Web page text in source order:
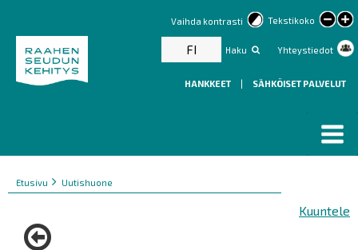
Tekstikoko
text
Vaihda kontrasti
Haku Yhteystiedot
FI
HANKKEET | SÄHKÖISET PALVELUT
Murupolku
You
Etusivu Uutishuone
Kuuntele